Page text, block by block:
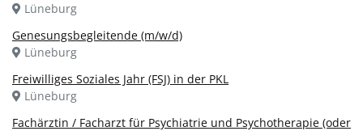
Lüneburg
Genesungsbegleitende (m/w/d)
Lüneburg
Freiwilliges Soziales Jahr (FSJ) in der PKL
Lüneburg
Fachärztin / Facharzt für Psychiatrie und Psychotherapie (oder